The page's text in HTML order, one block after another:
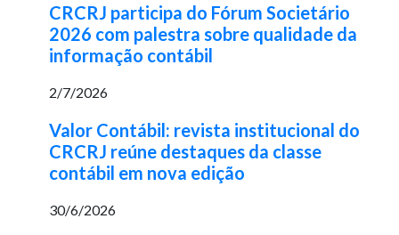
CRCRJ participa do Fórum Societário
2026 com palestra sobre qualidade da
informação contábil
2/7/2026
Valor Contábil: revista institucional do
CRCRJ reúne destaques da classe
contábil em nova edição
30/6/2026